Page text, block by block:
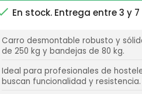
En stock. Entrega entre 3 y
Carro desmontable robusto y
de 250 kg y bandejas de 80 kg.
Ideal para profesionales de
buscan funcionalidad y resistencia.